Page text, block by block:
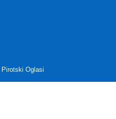
Pirotski Oglasi